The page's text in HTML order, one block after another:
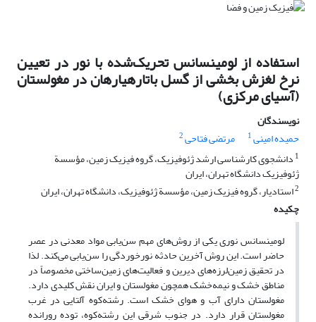
استفاده از لومینسانس تحریک‌شده با نور در تعیین
نرخ ‌لغزش بخشی از گسل باتارهیارهان در مغولستان
(آسیای مرکزی)
نویسندگان
حمیده امینی1 مرتضی فتاحی2
1 دانشجوی کارشناسی ارشد ژئوفیزیک، گروه فیزیک زمین، مؤسسة
ژئوفیزیک دانشگاه تهران، ایران
2استادیار، گروه فیزیک زمین، مؤسسة ژئوفیزیک، دانشگاه تهران، ایران
چکیده
لومینسانس نوری یکی از روش‌های مهم سن‌یابی مواد معدنی در عصر
حاضر است. این روش آخرین حادثه نورخوردگی را سن‌یابی می‌کند. لذا
در تحقیق زمین‌لرزه‌های دیرین و فعالیت‌های زمین‌ساختی مخصوصاً در
مناطق خشک و نیمه‌‌خشک همچون مغولستان و ایران نقش کلیدی دارد.
مغولستان دارای آب ‌‌و هوای خشک است. رشته‌کوه آلتایی در غرب
مغولستان قرار دارد. در جنوب شرقی این رشته‌کوه، توده رورانده